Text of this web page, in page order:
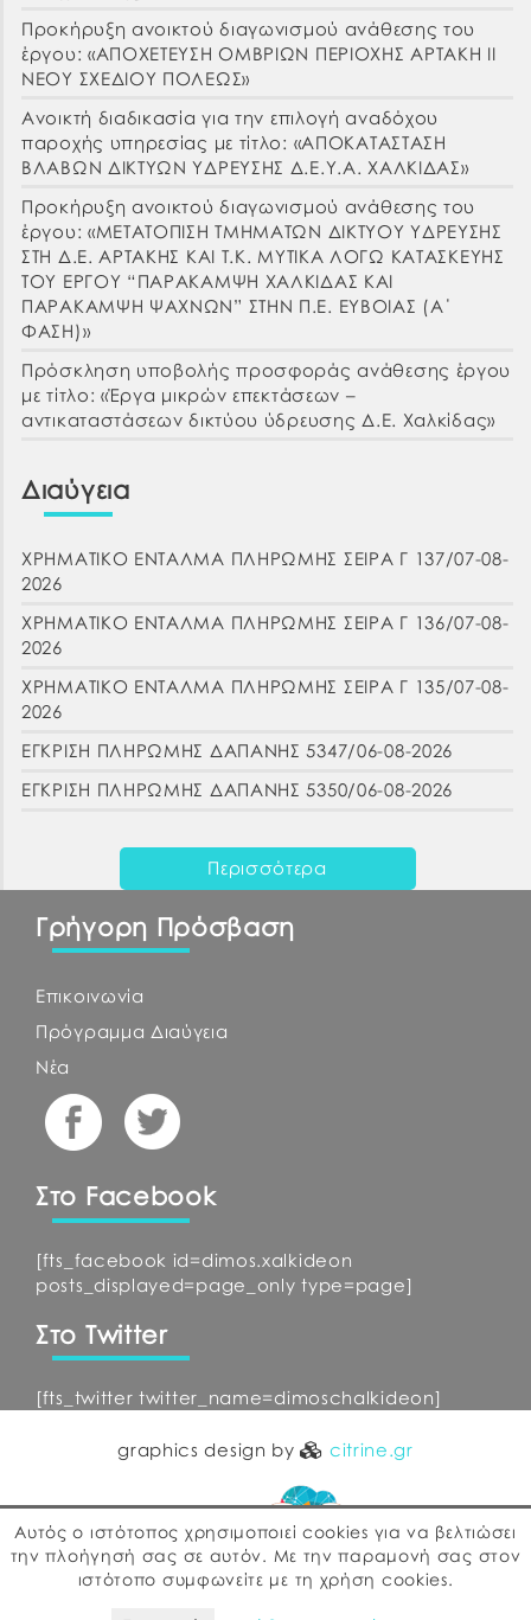
Προκήρυξη ανοικτού διαγωνισμού ανάθεσης του
έργου: «ΑΠΟΧΕΤΕΥΣΗ ΟΜΒΡΙΩΝ ΠΕΡΙΟΧΗΣ ΑΡΤΑΚΗ ΙΙ
ΝΕΟΥ ΣΧΕΔΙΟΥ ΠΟΛΕΩΣ»
Ανοικτή διαδικασία για την επιλογή αναδόχου
παροχής υπηρεσίας με τίτλο: «ΑΠΟΚΑΤΑΣΤΑΣΗ
ΒΛΑΒΩΝ ΔΙΚΤΥΩΝ ΥΔΡΕΥΣΗΣ Δ.Ε.Υ.Α. ΧΑΛΚΙΔΑΣ»
Προκήρυξη ανοικτού διαγωνισμού ανάθεσης του
έργου: «ΜΕΤΑΤΟΠΙΣΗ ΤΜΗΜΑΤΩΝ ΔΙΚΤΥΟΥ ΥΔΡΕΥΣΗΣ
ΣΤΗ Δ.Ε. ΑΡΤΑΚΗΣ ΚΑΙ Τ.Κ. ΜΥΤΙΚΑ ΛΟΓΩ ΚΑΤΑΣΚΕΥΗΣ
ΤΟΥ ΕΡΓΟΥ “ΠΑΡΑΚΑΜΨΗ ΧΑΛΚΙΔΑΣ ΚΑΙ
ΠΑΡΑΚΑΜΨΗ ΨΑΧΝΩΝ” ΣΤΗΝ Π.Ε. ΕΥΒΟΙΑΣ (Α΄
ΦΑΣΗ)»
Πρόσκληση υποβολής προσφοράς ανάθεσης έργου
με τίτλο: «Έργα μικρών επεκτάσεων –
αντικαταστάσεων δικτύου ύδρευσης Δ.Ε. Χαλκίδας»
Διαύγεια
ΧΡΗΜΑΤΙΚΟ ΕΝΤΑΛΜΑ ΠΛΗΡΩΜΗΣ ΣΕΙΡΑ Γ 137/07-08-
2026
ΧΡΗΜΑΤΙΚΟ ΕΝΤΑΛΜΑ ΠΛΗΡΩΜΗΣ ΣΕΙΡΑ Γ 136/07-08-
2026
ΧΡΗΜΑΤΙΚΟ ΕΝΤΑΛΜΑ ΠΛΗΡΩΜΗΣ ΣΕΙΡΑ Γ 135/07-08-
2026
ΕΓΚΡΙΣΗ ΠΛΗΡΩΜΗΣ ΔΑΠΑΝΗΣ 5347/06-08-2026
ΕΓΚΡΙΣΗ ΠΛΗΡΩΜΗΣ ΔΑΠΑΝΗΣ 5350/06-08-2026
Περισσότερα
Γρήγορη Πρόσβαση
Επικοινωνία
Πρόγραμμα Διαύγεια
Νέα
Στο Facebook
[fts_facebook id=dimos.xalkideon
posts_displayed=page_only type=page]
Στο Twitter
[fts_twitter twitter_name=dimoschalkideon]
graphics design by citrine.gr
Αυτός ο ιστότοπος χρησιμοποιεί cookies για να βελτιώσει
την πλοήγησή σας σε αυτόν. Με την παραμονή σας στον
ιστότοπο συμφωνείτε με τη χρήση cookies.